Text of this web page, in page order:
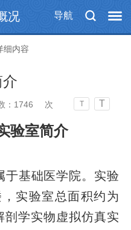
导航
况
细内容
： 1746 次 T T
验室简介
于基础医学院。实验
实验室总面积约为
剖学实物虚拟仿真实